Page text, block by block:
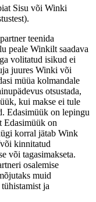
Sisu või Winki
teenida
peale Winkilt saadava
volitatud isikud ei
juures Winki või
müüa kolmandale
otsustada,
kui makse ei tule
Edasimüük on lepingu
Edasimüük on
korral jätab Wink
kinnitatud
või tagasimakseta.
osalemise
muid
ja